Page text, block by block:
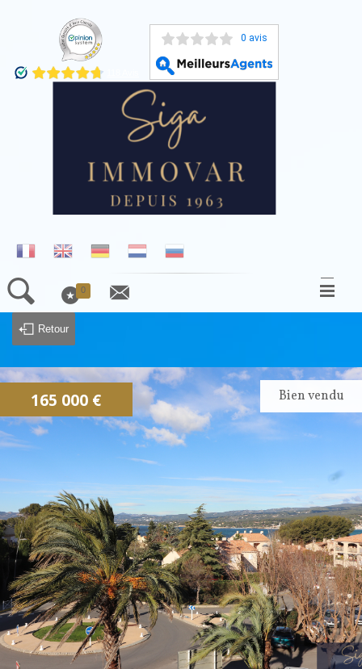
0 avis
ACCUEIL
NOS BIENS À LA VENTE
CONTACTEZ NOUS
ALERTE EMAIL
IMMOVAR, UN AUTRE REGARD...
0
Retour
165 000 € Bien vendu